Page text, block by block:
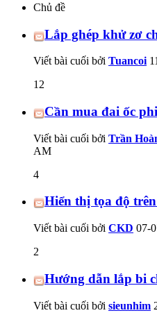
Chủ đề
Lắp ghép khử zơ
Viết bài cuối bởi Tuancoi
12
Cần mua đai ốc
Viết bài cuối bởi Trần
AM
4
Hiển thị tọa độ
Viết bài cuối bởi CKD 07-
2
Hướng dẫn lắp bi
Viết bài cuối bởi sieunhim